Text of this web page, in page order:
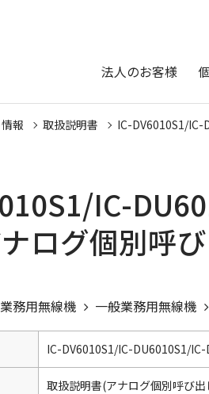
法人のお客様
報 取扱説明書 IC-DV6010S1/IC-
IC-
ログ個別呼
務用無線機 一般業務用無線機
IC-DV6010S1/IC-DU6010S1/
取扱説明書(アナログ個別呼び出